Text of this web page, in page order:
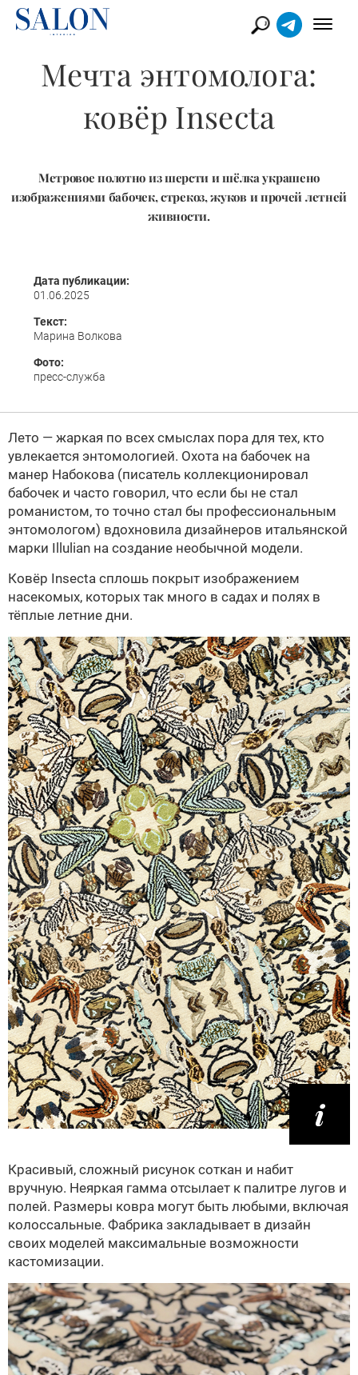
Мечта энтомолога:
ковёр Insecta
Метровое полотно из шерсти и шёлка украшено
изображениями бабочек, стрекоз, жуков и прочей летней
живности.
Дата публикации:
01.06.2025
Текст:
Марина Волкова
Фото:
пресс-служба
Лето — жаркая по всех смыслах пора для тех, кто
увлекается энтомологией. Охота на бабочек на
манер Набокова (писатель коллекционировал
бабочек и часто говорил, что если бы не стал
романистом, то точно стал бы профессиональным
энтомологом) вдохновила дизайнеров итальянской
марки Illulian на создание необычной модели.
Ковёр Insecta сплошь покрыт изображением
насекомых, которых так много в садах и полях в
тёплые летние дни.
Красивый, сложный рисунок соткан и набит
вручную. Неяркая гамма отсылает к палитре лугов и
полей. Размеры ковра могут быть любыми, включая
колоссальные. Фабрика закладывает в дизайн
своих моделей максимальные возможности
кастомизации.